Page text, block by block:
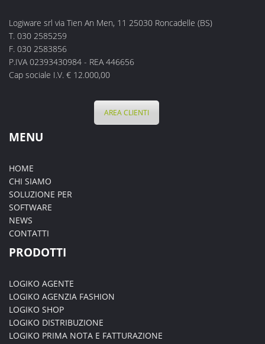
Logiware srl via Tien An Men, 11 25030 Roncadelle (BS)
T. 030 2585259
F. 030 2583856
P.IVA 02393430984 - REA 446656
Cap sociale I.V. € 12.000,00
AREA CLIENTI
MENU
HOME
CHI SIAMO
SOLUZIONE PER
SOFTWARE
NEWS
CONTATTI
PRODOTTI
LOGIKO AGENTE
LOGIKO AGENZIA FASHION
LOGIKO SHOP
LOGIKO DISTRIBUZIONE
LOGIKO PRIMA NOTA E FATTURAZIONE